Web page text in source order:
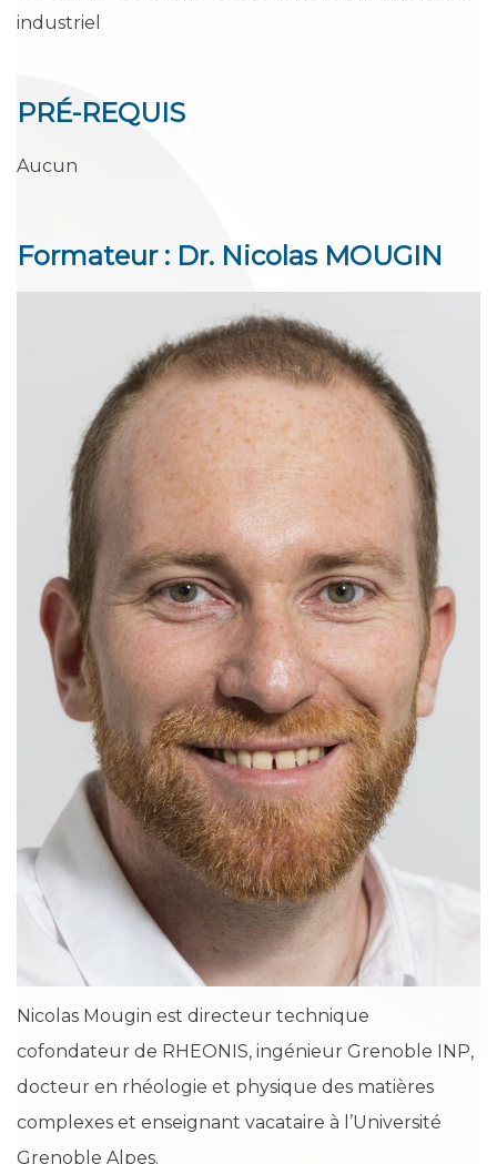
industriel
PRÉ-REQUIS
Aucun
Formateur : Dr. Nicolas MOUGIN
Nicolas Mougin est directeur technique
cofondateur de RHEONIS, ingénieur Grenoble INP,
docteur en rhéologie et physique des matières
complexes et enseignant vacataire à l’Université
Grenoble Alpes.